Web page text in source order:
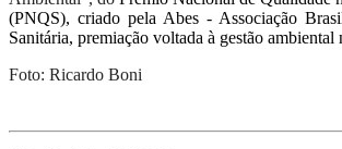
(PNQS), criado pela Abes - Associação
Sanitária, premiação voltada à gestão ambiental
Foto: Ricardo Boni